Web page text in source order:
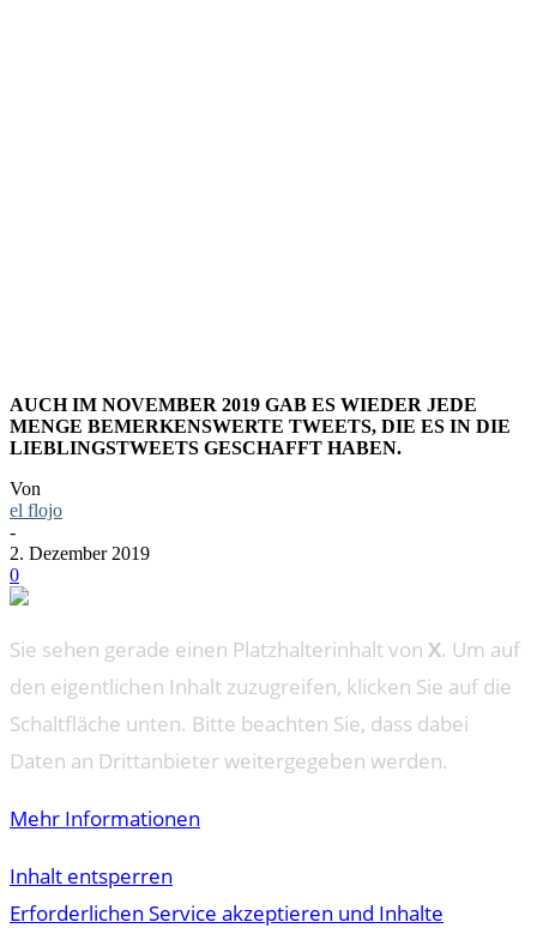
AUCH IM NOVEMBER 2019 GAB ES WIEDER JEDE
MENGE BEMERKENSWERTE TWEETS, DIE ES IN DIE
LIEBLINGSTWEETS GESCHAFFT HABEN.
Von
el flojo
-
2. Dezember 2019
0
Sie sehen gerade einen Platzhalterinhalt von X. Um auf
den eigentlichen Inhalt zuzugreifen, klicken Sie auf die
Schaltfläche unten. Bitte beachten Sie, dass dabei
Daten an Drittanbieter weitergegeben werden.
Mehr Informationen
Inhalt entsperren
Erforderlichen Service akzeptieren und Inhalte